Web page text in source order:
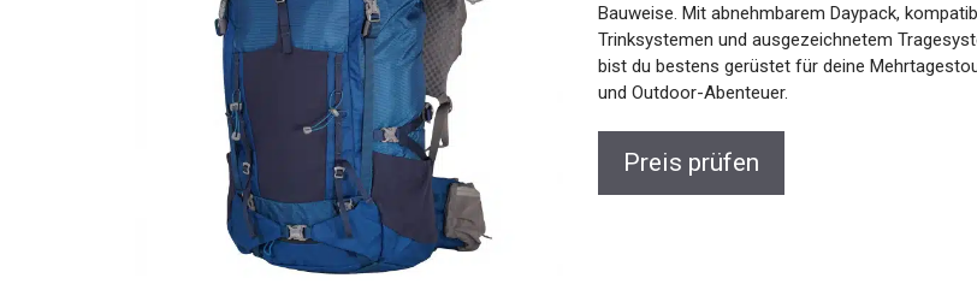
Bauweise. Mit abnehmbarem Daypack,
mit Trinksystemen und ausgezeichnetem
Tragesystem, bist du bestens gerüstet für deine
Mehrtagestouren und Outdoor-Abenteuer.
Preis prüfen
Jetzt anschauen